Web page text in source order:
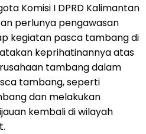
Komisi I DPRD Kalimantan
perlunya pengawasan
kegiatan pasca tambang di
keprihatinannya atas
tambang dalam
tambang, seperti
dan melakukan
kembali di wilayah